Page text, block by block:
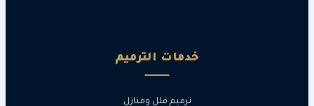
خدمات الترميم
ترميم فلل ومنازل